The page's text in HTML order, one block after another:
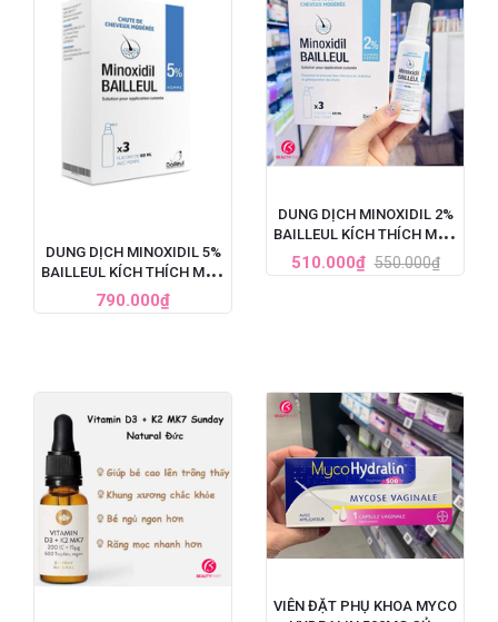
DUNG DỊCH MINOXIDIL 5%
BAILLEUL KÍCH THÍCH MỌC
TÓC, TRỊ HÓI ĐẦU NẶNG
CHO NAM - SET 3 LỌ X
790.000₫
DUNG DỊCH MINOXIDIL 2%
BAILLEUL KÍCH THÍCH MỌC
TÓC, TRỊ HÓI ĐẦU (60ML)
510.000₫ 550.000₫
VIÊN ĐẶT PHỤ KHOA MYCO